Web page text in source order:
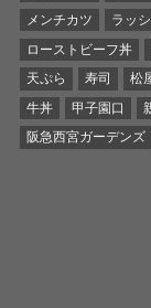
メンチカツ
ラッ
ローストビーフ丼
天ぷら
寿司 松
牛丼
甲子園口
阪急西宮ガーデンズ